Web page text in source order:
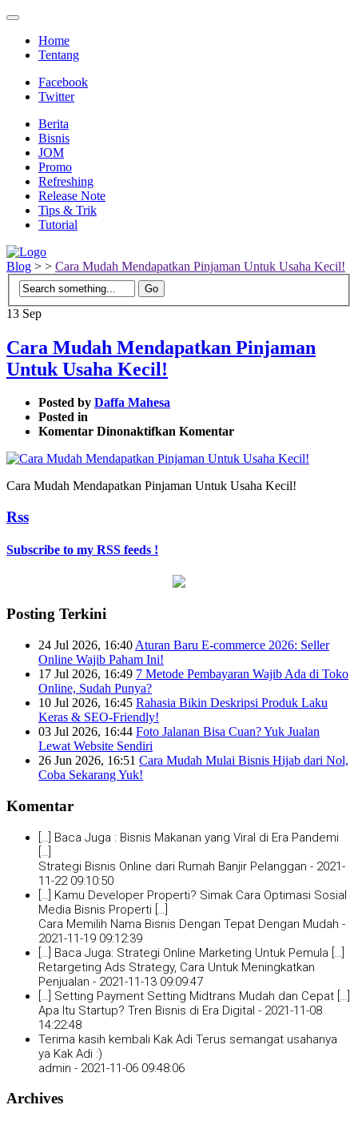
Home
Tentang
Facebook
Twitter
Berita
Bisnis
JOM
Promo
Refreshing
Release Note
Tips & Trik
Tutorial
Blog > > Cara Mudah Mendapatkan Pinjaman Untuk Usaha Kecil!
13 Sep
Cara Mudah Mendapatkan Pinjaman
Untuk Usaha Kecil!
Posted by Daffa Mahesa
Posted in
Komentar Dinonaktifkan pada
Mudah
Pinjaman
Komentar
Cara Mudah Mendapatkan Pinjaman Untuk Usaha Kecil!
Rss
Subscribe to my RSS feeds !
Posting Terkini
24 Jul 2026, 16:40 Aturan Baru E-commerce 2026: Seller
Online Wajib Paham Ini!
17 Jul 2026, 16:49 7 Metode Pembayaran Wajib Ada di Toko
Online, Sudah Punya?
10 Jul 2026, 16:45 Rahasia Bikin Deskripsi Produk Laku
Keras & SEO-Friendly!
03 Jul 2026, 16:44 Foto Jalanan Bisa Cuan? Yuk Jualan
Lewat Website Sendiri
26 Jun 2026, 16:51 Cara Mudah Mulai Bisnis Hijab dari Nol,
Coba Sekarang Yuk!
Komentar
[…] Baca Juga : Bisnis Makanan yang Viral di Era Pandemi
Strategi Bisnis Online dari Rumah Banjir Pelanggan - 2021-
11-22 09:10:50
[…] Kamu Developer Properti? Simak Cara Optimasi Sosial
Media Bisnis Properti […]
Cara Memilih Nama Bisnis Dengan Tepat Dengan Mudah -
2021-11-19 09:12:39
[…] Baca Juga: Strategi Online Marketing Untuk Pemula […]
Retargeting Ads Strategy, Cara Untuk Meningkatkan
Penjualan - 2021-11-13 09:09:47
[…] Setting Payment Setting Midtrans Mudah dan Cepat […]
Apa Itu Startup? Tren Bisnis di Era Digital - 2021-11-08
14:22:48
Terima kasih kembali Kak Adi Terus semangat usahanya
ya Kak Adi :)
admin - 2021-11-06 09:48:06
Archives